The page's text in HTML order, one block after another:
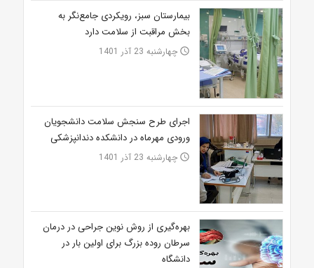
بیمارستان سبز، رویکردی جامع‌نگر به
بخش مراقبت از سلامت دارد
access_time چهارشنبه 23 آذر 1401
اجرای طرح سنجش سلامت دانشجویان
ورودی مهرماه در دانشکده دندانپزشکی
access_time چهارشنبه 23 آذر 1401
بهره‌گیری از روش نوین جراحی در درمان
سرطان روده بزرگ برای اولین بار در
دانشگاه